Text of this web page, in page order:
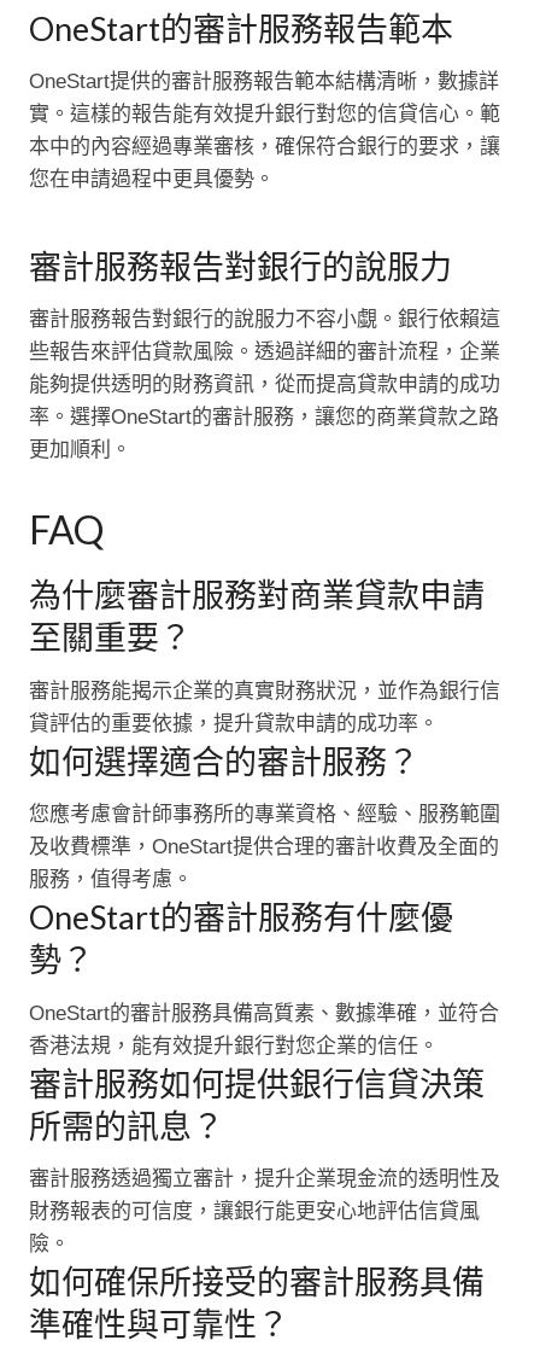
OneStart的審計服務報告範本
OneStart提供的審計服務報告範本結構清晰，數據詳
實。這樣的報告能有效提升銀行對您的信貸信心。範
本中的內容經過專業審核，確保符合銀行的要求，讓
您在申請過程中更具優勢。
審計服務報告對銀行的說服力
審計服務報告對銀行的說服力不容小覷。銀行依賴這
些報告來評估貸款風險。透過詳細的審計流程，企業
能夠提供透明的財務資訊，從而提高貸款申請的成功
率。選擇OneStart的審計服務，讓您的商業貸款之路
更加順利。
FAQ
為什麼審計服務對商業貸款申請
至關重要？
審計服務能揭示企業的真實財務狀況，並作為銀行信
貸評估的重要依據，提升貸款申請的成功率。
如何選擇適合的審計服務？
您應考慮會計師事務所的專業資格、經驗、服務範圍
及收費標準，OneStart提供合理的審計收費及全面的
服務，值得考慮。
OneStart的審計服務有什麼優
勢？
OneStart的審計服務具備高質素、數據準確，並符合
香港法規，能有效提升銀行對您企業的信任。
審計服務如何提供銀行信貸決策
所需的訊息？
審計服務透過獨立審計，提升企業現金流的透明性及
財務報表的可信度，讓銀行能更安心地評估信貸風
險。
如何確保所接受的審計服務具備
準確性與可靠性？